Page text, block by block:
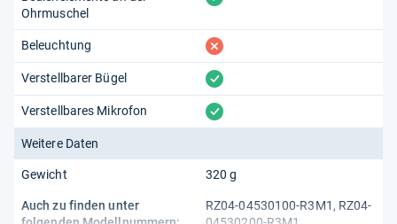
Ohrmuschel
Beleuchtung fehlt
Verstellbarer Bügel vorhanden
Verstellbares Mikrofon vorhanden
Weitere Daten
Gewicht 320 g
Auch zu finden unter
RZ04-04530100-R3M1, RZ04-